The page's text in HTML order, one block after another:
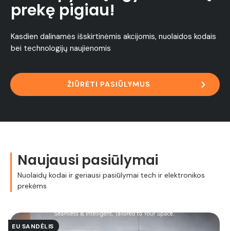
prekę pigiau!
Kasdien dalinamės išskirtinėmis akcijomis, nuolaidos kodais
bei technologijų naujienomis
ŽIŪRĖTI PASIŪLYMUS
Naujausi pasiūlymai
Nuolaidų kodai ir geriausi pasiūlymai tech ir elektronikos
prekėms
EU SANDĖLIS